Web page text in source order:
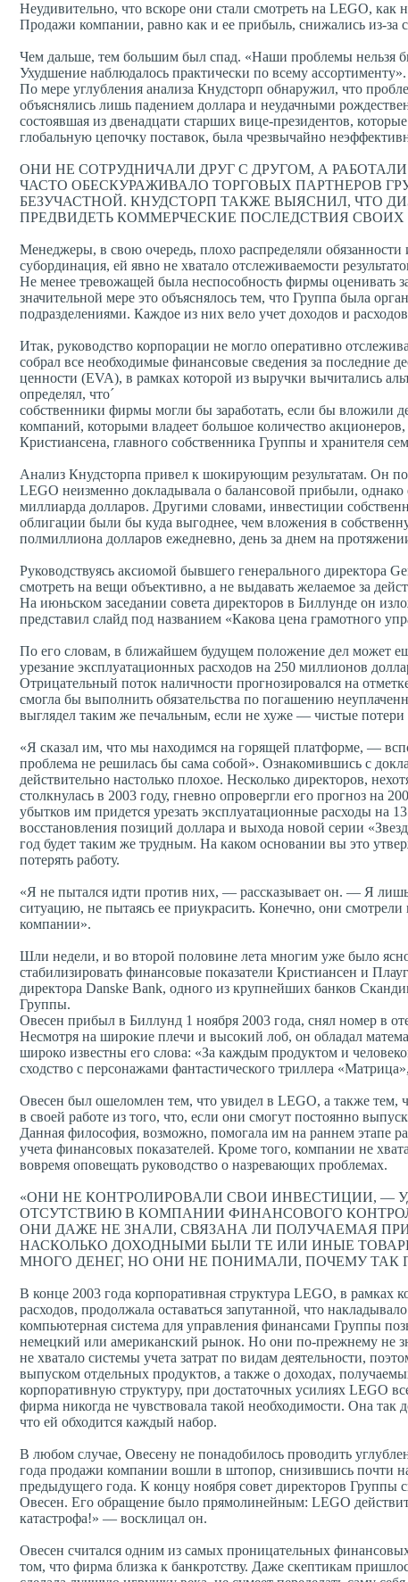
Неудивительно, что вскоре они стали смотреть на LEGO, как
Продажи компании, равно как и ее прибыль, снижались из-за
Чем дальше, тем большим был спад. «Наши проблемы нельзя
Ухудшение наблюдалось практически по всему ассортименту».
По мере углубления анализа Кнудсторп обнаружил, что
объяснялись лишь падением доллара и неудачными
состоявшая из двенадцати старших вице-президентов,
глобальную цепочку поставок, была чрезвычайно
ОНИ НЕ СОТРУДНИЧАЛИ ДРУГ С ДРУГОМ, А
ЧАСТО ОБЕСКУРАЖИВАЛО ТОРГОВЫХ ПАРТНЕРОВ
БЕЗУЧАСТНОЙ. КНУДСТОРП ТАКЖЕ ВЫЯСНИЛ, ЧТО
ПРЕДВИДЕТЬ КОММЕРЧЕСКИЕ ПОСЛЕДСТВИЯ СВОИХ
Менеджеры, в свою очередь, плохо распределяли
субординация, ей явно не хватало отслеживаемости
Не менее тревожащей была неспособность фирмы оценивать
значительной мере это объяснялось тем, что Группа была
подразделениями. Каждое из них вело учет доходов и
Итак, руководство корпорации не могло оперативно
собрал все необходимые финансовые сведения за последние
ценности (EVA), в рамках которой из выручки вычитались
определял, что´
собственники фирмы могли бы заработать, если бы вложили
компаний, которыми владеет большое количество
Кристиансена, главного собственника Группы и хранителя
Анализ Кнудсторпа привел к шокирующим результатам. Он
LEGO неизменно докладывала о балансовой прибыли, однако
миллиарда долларов. Другими словами, инвестиции
облигации были бы куда выгоднее, чем вложения в
полмиллиона долларов ежедневно, день за днем на
Руководствуясь аксиомой бывшего генерального директора
смотреть на вещи объективно, а не выдавать желаемое за
На июньском заседании совета директоров в Биллунде он
представил слайд под названием «Какова цена грамотного
По его словам, в ближайшем будущем положение дел может
урезание эксплуатационных расходов на 250 миллионов
Отрицательный поток наличности прогнозировался на
смогла бы выполнить обязательства по погашению
выглядел таким же печальным, если не хуже — чистые потери
«Я сказал им, что мы находимся на горящей платформе, —
проблема не решилась бы сама собой». Ознакомившись с
действительно настолько плохое. Несколько директоров,
столкнулась в 2003 году, гневно опровергли его прогноз на
убытков им придется урезать эксплуатационные расходы на
восстановления позиций доллара и выхода новой серии
год будет таким же трудным. На каком основании вы это
потерять работу.
«Я не пытался идти против них, — рассказывает он. — Я лишь
ситуацию, не пытаясь ее приукрасить. Конечно, они смотрели
компании».
Шли недели, и во второй половине лета многим уже было
стабилизировать финансовые показатели Кристиансен и
директора Danske Bank, одного из крупнейших банков
Группы.
Овесен прибыл в Биллунд 1 ноября 2003 года, снял номер в
Несмотря на широкие плечи и высокий лоб, он обладал
широко известны его слова: «За каждым продуктом и
сходство с персонажами фантастического триллера
Овесен был ошеломлен тем, что увидел в LEGO, а также тем,
в своей работе из того, что, если они смогут постоянно
Данная философия, возможно, помогала им на раннем этапе
учета финансовых показателей. Кроме того, компании не
вовремя оповещать руководство о назревающих проблемах.
«ОНИ НЕ КОНТРОЛИРОВАЛИ СВОИ ИНВЕСТИЦИИ, —
ОТСУТСТВИЮ В КОМПАНИИ ФИНАНСОВОГО
ОНИ ДАЖЕ НЕ ЗНАЛИ, СВЯЗАНА ЛИ ПОЛУЧАЕМАЯ
НАСКОЛЬКО ДОХОДНЫМИ БЫЛИ ТЕ ИЛИ ИНЫЕ
МНОГО ДЕНЕГ, НО ОНИ НЕ ПОНИМАЛИ, ПОЧЕМУ ТАК
В конце 2003 года корпоративная структура LEGO, в рамках
расходов, продолжала оставаться запутанной, что
компьютерная система для управления финансами Группы
немецкий или американский рынок. Но они по-прежнему не
не хватало системы учета затрат по видам деятельности,
выпуском отдельных продуктов, а также о доходах,
корпоративную структуру, при достаточных усилиях LEGO
фирма никогда не чувствовала такой необходимости. Она так
что ей обходится каждый набор.
В любом случае, Овесену не понадобилось проводить
года продажи компании вошли в штопор, снизившись почти
предыдущего года. К концу ноября совет директоров Группы
Овесен. Его обращение было прямолинейным: LEGO
катастрофа!» — восклицал он.
Овесен считался одним из самых проницательных
том, что фирма близка к банкротству. Даже скептикам